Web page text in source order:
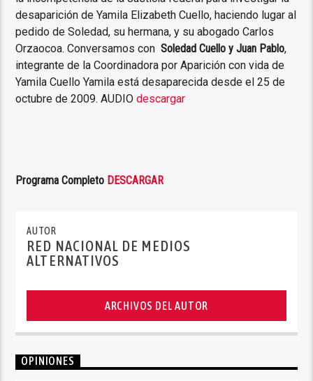
desaparición de Yamila Elizabeth Cuello, haciendo lugar al
pedido de Soledad, su hermana, y su abogado Carlos
Orzaocoa. Conversamos conSoledad Cuello y Juan Pablo,
integrante de la Coordinadora por Aparición con vida de
Yamila Cuello Yamila está desaparecida desde el 25 de
octubre de 2009. AUDIOdescargar
Programa Completo DESCARGAR
AUTOR
RED NACIONAL DE MEDIOS
ALTERNATIVOS
ARCHIVOS DEL AUTOR
OPINIONES